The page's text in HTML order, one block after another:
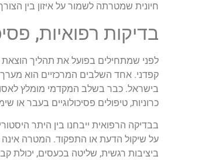
חיונית שמטרתה לשמור על איזון בין
בדיקות רפואיות,
לפני שמתחילים בפועל את תהליך הוצאת
קפדני. אחד השלבים המרכזיים הוא מערך
בישראל. כבר בשלב המקדמי מומלץ
כרוניות, טיפולים פסיכולוגיים בעבר או
בבדיקה הרפואית ייבחנו בין היתר
על שיקול הדעת או התפקוד. המטרה
ביציבות רגשית, שליטה בכעסים, יכולת